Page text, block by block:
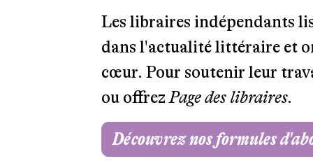
Les libraires indépendants
dans l'actualité littéraire et
cœur. Pour soutenir leur
ou offrezPage des libraires.
Découvrez nos formules